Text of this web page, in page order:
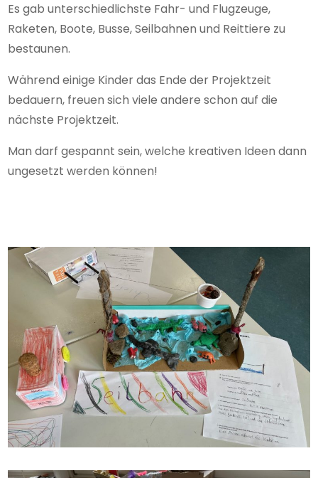
Es gab unterschiedlichste Fahr- und Flugzeuge,
Raketen, Boote, Busse, Seilbahnen und Reittiere zu
bestaunen.
Während einige Kinder das Ende der Projektzeit
bedauern, freuen sich viele andere schon auf die
nächste Projektzeit.
Man darf gespannt sein, welche kreativen Ideen dann
ungesetzt werden können!